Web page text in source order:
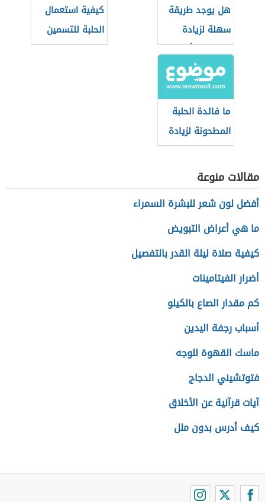
هل يوجد طريقة
سهلة لزيادة
الوزن في أسبوع؟
كيفية استعمال
الحلبة للتسمين
ما فائدة الحلبة
المطحونة لزيادة
الوزن
مقالات منوعة
أفضل لون شعر للبشرة السمراء
ما هي أعراض التبويض
كيفية صلاة ليلة القدر بالتفصيل
أضرار الفيتامينات
كم مقدار الصاع بالكيلو
أسباب رجفة اليدين
ماسك القهوة للوجه
فتوتشيني الدجاج
آيات قرآنية عن الأخلاق
كيف أدرس بدون ملل